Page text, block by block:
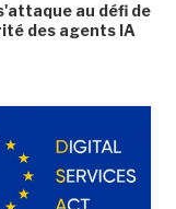
au défi de
des agents IA